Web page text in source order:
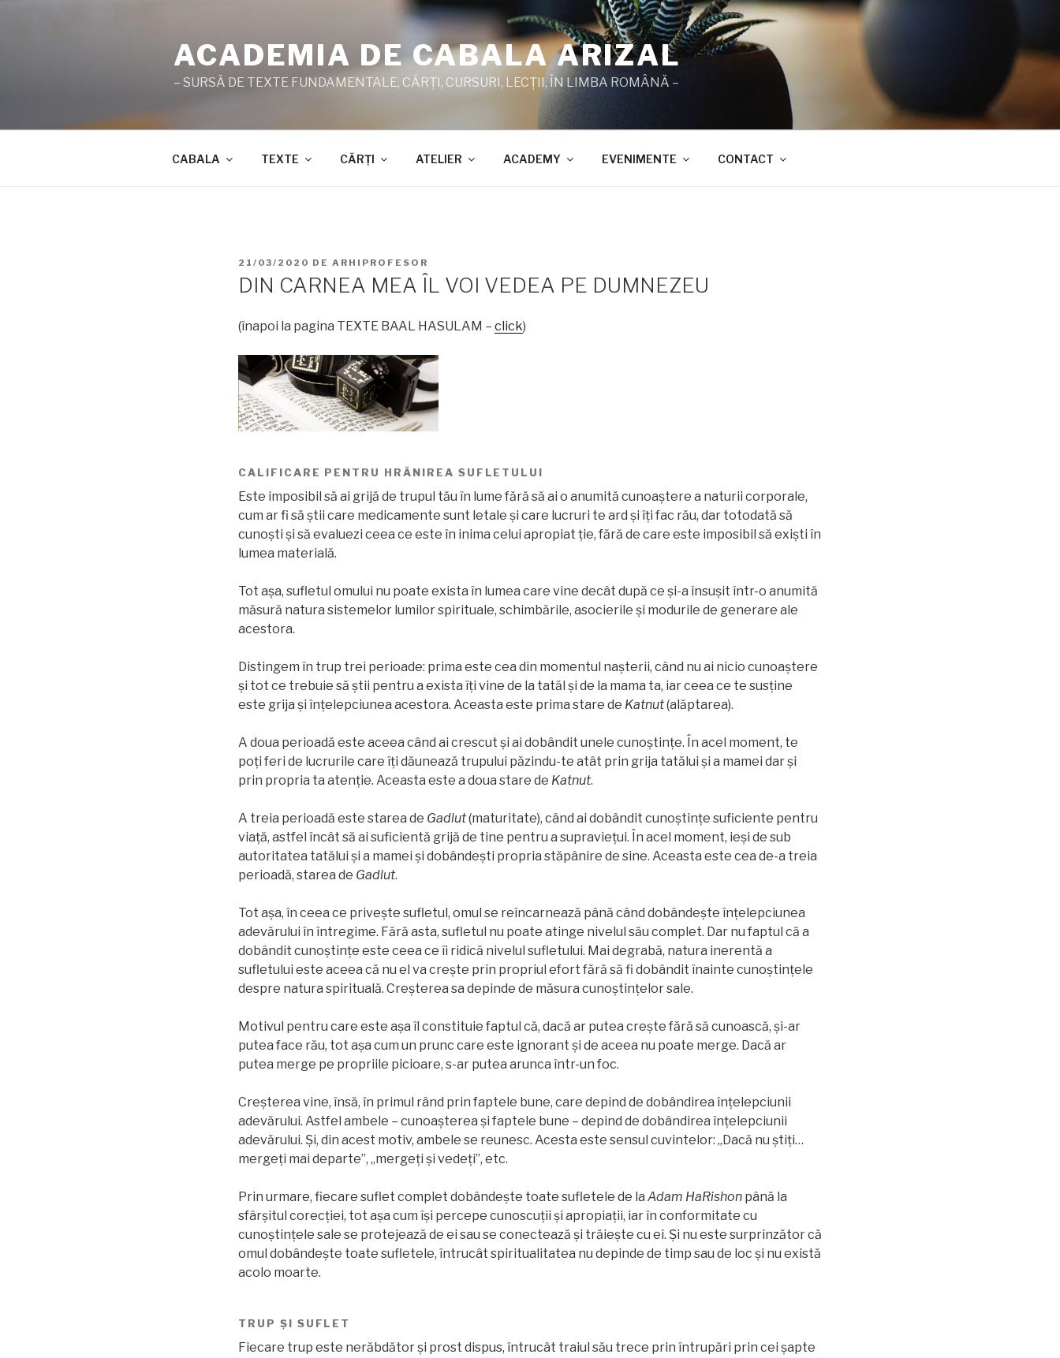
ACADEMIA DE CABALA ARIZAL
– SURSĂ DE TEXTE FUNDAMENTALE, CĂRŢI, CURSURI, LECŢII, ÎN LIMBA ROMÂNĂ –
CABALA TEXTE CĂRŢI ATELIER ACADEMY EVENIMENTE CONTACT
PUBLICAT
21/03/2020 DE ARHIPROFESOR
DIN CARNEA MEA ÎL VOI VEDEA PE DUMNEZEU
(înapoi la pagina TEXTE BAAL HASULAM – click)
CALIFICARE PENTRU HRĂNIREA SUFLETULUI
Este imposibil să ai grijă de trupul tău în lume fără să ai o anumită cunoaștere a naturii corporale,
cum ar fi să ştii care medicamente sunt letale și care lucruri te ard și îţi fac rău, dar totodată să
cunoşti și să evaluezi ceea ce este în inima celui apropiat ţie, fără de care este imposibil să exişti în
lumea materială.
Tot așa, sufletul omului nu poate exista în lumea care vine decât după ce şi-a însuşit într-o anumită
măsură natura sistemelor lumilor spirituale, schimbările, asocierile și modurile de generare ale
acestora.
Distingem în trup trei perioade: prima este cea din momentul nașterii, când nu ai nicio cunoaștere
și tot ce trebuie să știi pentru a exista îţi vine de la tatăl și de la mama ta, iar ceea ce te susţine
este grija şi înţelepciunea acestora. Aceasta este prima stare de Katnut(alăptarea).
A doua perioadă este aceea când ai crescut și ai dobândit unele cunoștințe. În acel moment, te
poţi feri de lucrurile care îţi dăunează trupului păzindu-te atât prin grija tatălui şi a mamei dar și
prin propria ta atenţie. Aceasta este a doua stare de Katnut.
A treia perioadă este starea de Gadlut(maturitate), când ai dobândit cunoștințe suficiente pentru
viață, astfel încât să ai suficientă grijă de tine pentru a supraviețui. În acel moment, ieşi de sub
autoritatea tatălui și a mamei și dobândești propria stăpânire de sine. Aceasta este cea de-a treia
perioadă, starea de Gadlut.
Tot aşa, în ceea ce privește sufletul, omul se reîncarnează până când dobândește înțelepciunea
adevărului în întregime. Fără asta, sufletul nu poate atinge nivelul său complet. Dar nu faptul că a
dobândit cunoștințe este ceea ce îi ridică nivelul sufletului. Mai degrabă, natura inerentă a
sufletului este aceea că nu el va crește prin propriul efort fără să fi dobândit înainte cunoștințele
despre natura spirituală. Creșterea sa depinde de măsura cunoștințelor sale.
Motivul pentru care este așa îl constituie faptul că, dacă ar putea crește fără să cunoască, şi-ar
putea face rău, tot aşa cum un prunc care este ignorant și de aceea nu poate merge. Dacă ar
putea merge pe propriile picioare, s-ar putea arunca într-un foc.
Creșterea vine, însă, în primul rând prin faptele bune, care depind de dobândirea înțelepciunii
adevărului. Astfel ambele – cunoașterea și faptele bune – depind de dobândirea înțelepciunii
adevărului. Și, din acest motiv, ambele se reunesc. Acesta este sensul cuvintelor: „Dacă nu știți…
mergeți mai departe”, „mergeți și vedeți”, etc.
Prin urmare, fiecare suflet complet dobândeşte toate sufletele de la Adam HaRishon până la
sfârșitul corecției, tot așa cum îşi percepe cunoscuții și apropiaţii, iar în conformitate cu
cunoștințele sale se protejează de ei sau se conectează și trăiește cu ei. Și nu este surprinzător că
omul dobândeşte toate sufletele, întrucât spiritualitatea nu depinde de timp sau de loc și nu există
acolo moarte.
TRUP ŞI SUFLET
Fiecare trup este nerăbdător și prost dispus, întrucât traiul său trece prin întrupări prin cei șapte